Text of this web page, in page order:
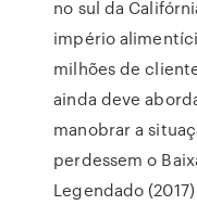
no sul da
império
milhões de
ainda deve
manobrar a
perdessem o
Legendado